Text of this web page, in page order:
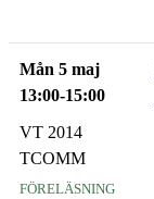
Mån 5 maj
13:00-15:00
VT 2014
TCOMM
föreläsning